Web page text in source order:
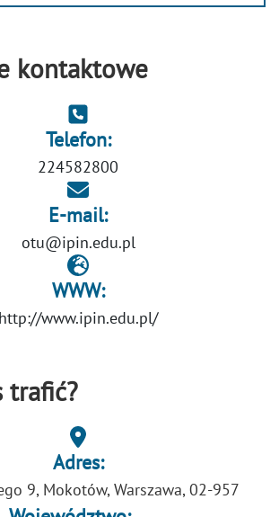
kontaktowe
Telefon:
224582800
E-mail:
otu@ipin.edu.pl
WWW:
http://www.ipin.edu.pl/
trafić?
Adres:
9, Mokotów, Warszawa, 02-957